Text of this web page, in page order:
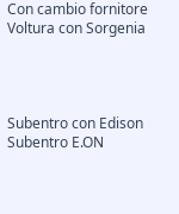
Con cambio fornitore
Voltura con Sorgenia
Subentro con Edison
Subentro E.ON